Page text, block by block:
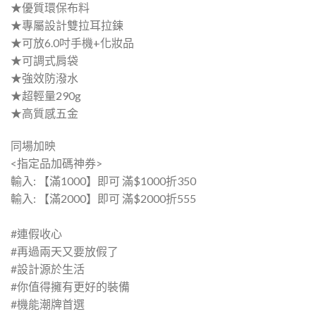
★優質環保布料
★專屬設計雙拉耳拉鍊
★可放6.0吋手機+化妝品
★可調式肩袋
★強效防潑水
★超輕量290g
★高質感五金
同場加映
<指定品加碼神券>
輸入: 【滿1000】即可 滿$1000折350
輸入: 【滿2000】即可 滿$2000折555
#連假收心
#再過兩天又要放假了
#設計源於生活
#你值得擁有更好的裝備
#機能潮牌首選